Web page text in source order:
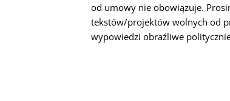
od umowy nie obowiązuje.
tekstów/projektów wolnych od
wypowiedzi obraźliwe